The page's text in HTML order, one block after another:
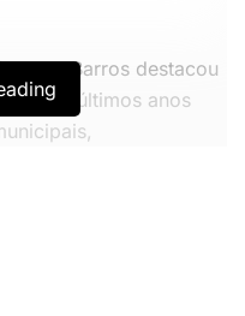
Ba Barros destacou
dos últimos anos